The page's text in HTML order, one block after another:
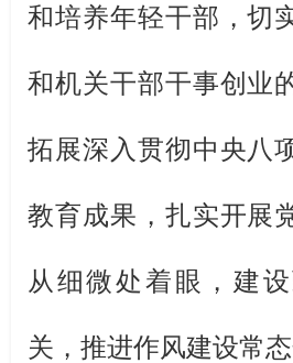
和培养年轻干部，切
和机关干部干事创业
拓展深入贯彻中央八
教育成果，扎实开展
从细微处着眼，建
关，推进作风建设常态